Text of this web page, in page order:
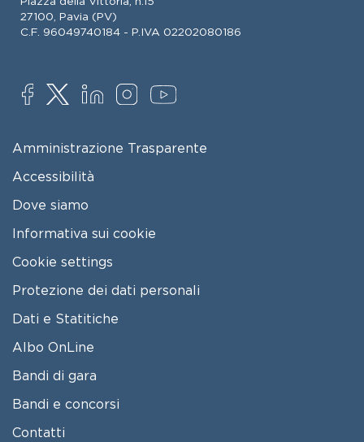
27100, Pavia (PV)
C.F. 96049740184 - P.IVA 02202080186
SOCIAL
FOOTER MENU
Amministrazione Trasparente
Accessibilità
Dove siamo
Informativa sui cookie
Cookie settings
Protezione dei dati personali
Dati e Statitiche
FOOTER 2
Albo OnLine
Bandi di gara
Bandi e concorsi
Contatti